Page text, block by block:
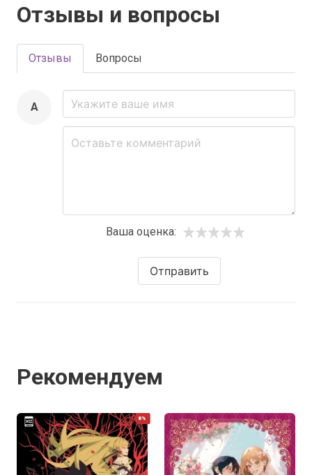
Отзывы и вопросы
Отзывы Вопросы
A
Ваша оценка:
Отправить
Рекомендуем
8%